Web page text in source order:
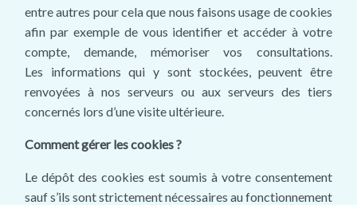
entre autres pour cela que nous faisons usage de cookies
afin par exemple de vous identifier et accéder à votre
compte, demande, mémoriser vos consultations.
Les informations qui y sont stockées, peuvent être
renvoyées à nos serveurs ou aux serveurs des tiers
concernés lors d’une visite ultérieure.
Comment gérer les cookies ?
Le dépôt des cookies est soumis à votre consentement
sauf s’ils sont strictement nécessaires au fonctionnement